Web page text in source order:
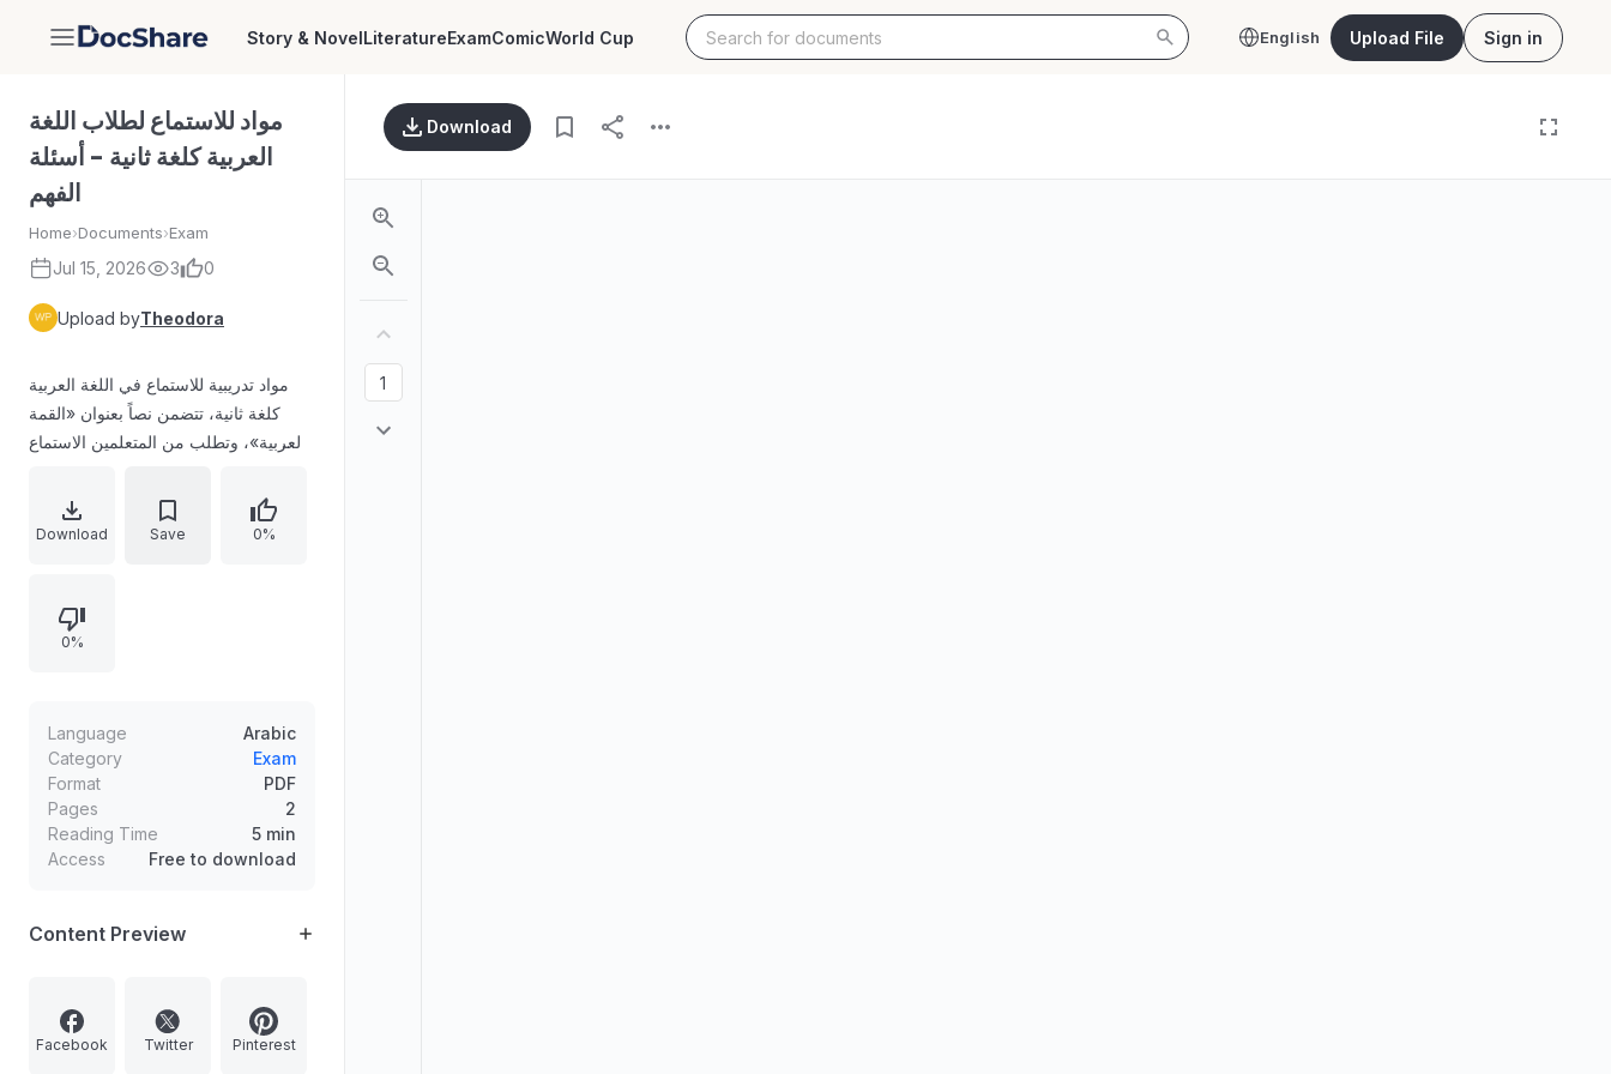
DocShare Story & NovelLiteratureExamComicWorld Cup English Upload File Sign in
مواد للاستماع لطلاب اللغة
العربية كلغة ثانية - أسئلة
الفهم
Home›Documents›Exam
Jul 15, 2026 3 0
Upload byTheodora
مواد تدريبية للاستماع في اللغة العربية
كلغة ثانية، تتضمن نصاً بعنوان «القمة
العربية»، وتطلب من المتعلمين الاستماع
بتأسيس جامعة الدول العربية، وعدد
مؤتمرات القمة العربية عبر خمسين سنة،
العربية، ووصف قمة الرباط عام 1974
وأسباب ذلك، مع إكمال جدول عن ستة
Download Save 0%
0%
Language
Arabic
Category
Exam
Format
PDF
Pages
2
Reading Time
5 min
Access
Free to download
Content Preview
Facebook Twitter Pinterest
Download